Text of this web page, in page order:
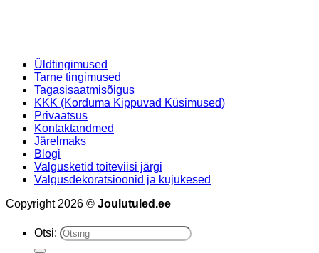
Üldtingimused
Tarne tingimused
Tagasisaatmisõigus
KKK (Korduma Kippuvad Küsimused)
Privaatsus
Kontaktandmed
Järelmaks
Blogi
Valgusketid toiteviisi järgi
Valgusdekoratsioonid ja kujukesed
Copyright 2026 © Joulutuled.ee
Otsi: